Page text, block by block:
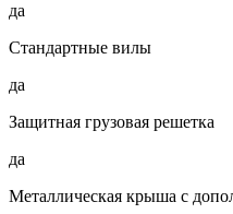
да
Стандартные вилы
да
Защитная грузовая решетка
да
Металлическая крыша с